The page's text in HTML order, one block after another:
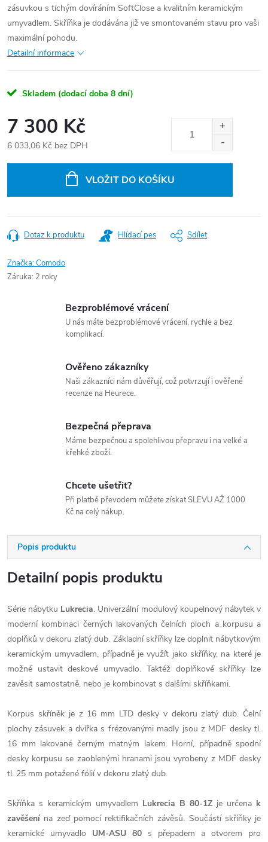
zásuvkou s tichým dovíráním SoftClose a kvalitním keramickým
umyvadlem. Skříňka je dodávána již ve smontovaném stavu pro vaši
maximální pohodu.
Detailní informace
Skladem (dodací doba 8 dní)
7 300 Kč
6 033,06 Kč bez DPH
VLOŽIT DO KOŠÍKU
Dotaz k produktu Hlídací pes Sdílet
Značka:Comodo
Záruka: 2 roky
Bezproblémové vrácení
U nás máte bezproblémové vrácení, rychle a bez
komplikací.
Ověřeno zákazníky
Naši zákazníci nám důvěřují, což potvrzují i ověřené
recenze na Heurece.
Bezpečná přeprava
Máme bezpečnou a spolehlivou přepravu i na velké a
křehké zboží.
Chcete ušetřit?
Při platbě převodem můžete získat SLEVU AŽ 1000
Kč na celý nákup.
Popis produktu
Detailní popis produktu
Série nábytku Lukrecia. Univerzální modulový koupelnový nábytek v
moderní kombinaci černých lakovaných čelních ploch a korpusu a
doplňků v dekoru zlatý dub. Základní skříňky lze doplnit nábytkovým
keramickým umyvadlem, případně je využít jako skříňky, na které je
možné ustavit deskové umyvadlo. Taktéž doplňkové skříňky lze
zavěsit samostatně, nebo je kombinovat s dalšími skříňkami.
Korpus skříněk je z 16 mm LTD desky v dekoru zlatý dub. Čelní
plochy zásuvek a dvířka s frézovanými madly jsou z MDF desky tl.
16 mm lakované černým matným lakem. Horní, případně spodní
desky korpusu se zaoblenými hranami jsou vyrobeny z MDF desky
tl. 25 mm potažené fólií v dekoru zlatý dub.
Skříňka s keramickým umyvadlem Lukrecia B 80-1Z je určena k
zavěšení na zeď pomocí rektifikačních závěsů. Součástí skříňky je
keramické umyvadlo UM-ASU 80 s přepadem a otvorem pro